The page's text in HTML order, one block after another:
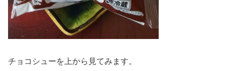
チョコシューを上から見てみます。